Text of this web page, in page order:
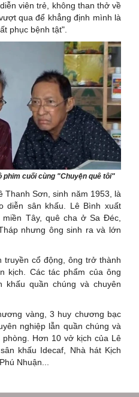
viên trẻ, không than thở về
qua để khẳng định mình là
phục bệnh tật".
phim cuối cùng "Chuyện quê tôi"
Thanh Sơn, sinh năm 1953, là
diễn sân khấu. Lê Bình xuất
Tây, quê cha ở Sa Đéc,
nhưng ông sinh ra và lớn
cổ động, ông trở thành
kịch. Các tác phẩm của ông
quần chúng và chuyên
vàng, 3 huy chương bạc
nghiệp lẫn quần chúng và
Hơn 10 vở kịch của Lê
khấu Idecaf, Nhà hát Kịch
Nhuận...